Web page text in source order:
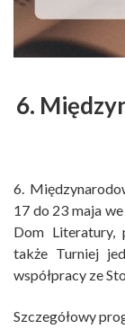
6.
6.
17 do 23 maja
Dom Literatury,
także Turniej
współpracy ze
Szczegółowy